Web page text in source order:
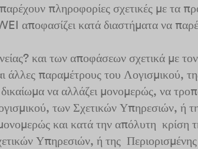
πληροφορίες σχετικές με τα
αποφασίζει κατά διαστήματα να
και των αποφάσεων σχετικά με
παραμέτρους του Λογισμικού,
να αλλάζει μονομερώς, να
των Σχετικών Υπηρεσιών, ή
και κατά την απόλυτη κρίση
Υπηρεσιών, ή της